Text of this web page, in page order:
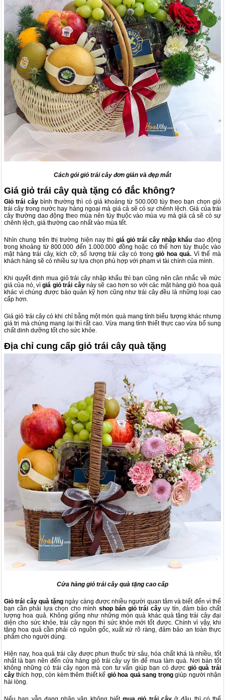
Cách gói giỏ trái cây đơn giản và đẹp mắt
Giá giỏ trái cây quà tặng có đắc không?
Giỏ trái câybình thường thì có giá khoảng từ 500.000 tùy theo bạn chọn giỏ
trái cây trong nước hay hàng ngoại mà giá cả sẽ có sự chênh lệch. Giá của trái
cây thường dao động theo mùa nên tùy thuộc vào mùa vụ mà giá cả sẽ có sự
chênh lệch, giá thường cao nhất vào mùa tết.
Nhìn chung trên thị trường hiện nay thì giá giỏ trái cây nhập khẩu dao động
trong khoảng từ 800.000 đến 1.000.000 đồng hoặc có thể hơn tùy thuộc vào
mặt hàng trái cây, kích cỡ, số lượng trái cây có tronggiỏ hoa quả. Vì thế mà
khách hàng sẽ có nhiều sự lựa chọn phù hợp với phạm vi tài chính của mình.
Khi quyết định mua giỏ trái cây nhập khẩu thì bạn cũng nên cân nhắc về mức
giá của nó, vìgiá giỏ trái cây này sẽ cao hơn so với các mặt hàng giỏ hoa quả
khác vì chúng được bảo quản kỹ hơn cũng như trái cây đều là những loại cao
cấp hơn.
Giá giỏ trái cây có khi chỉ bằng một món quà mang tính biểu tượng khác nhưng
giá trị mà chúng mang lại thì rất cao. Vừa mang tính thiết thực cao vừa bổ sung
chất dinh dưỡng tốt cho sức khỏe.
Địa chỉ cung cấp giỏ trái cây quà tặng
Cửa hàng giỏ trái cây quà tặng cao cấp
Giỏ trái cây quà tặng ngày càng được nhiều người quan tâm và biết đến vì thế
bạn cần phải lựa chọn cho mình shop bán giỏ trái câyuy tín, đảm bảo chất
lượng hoa quả. Không giống như những món quà khác quà tặng trái cây đại
diện cho sức khỏe, trái cây ngon thì sức khỏe mới tốt được. Chính vì vậy, khi
tặng hoa quả cần phải có nguồn gốc, xuất xứ rõ ràng, đảm bảo an toàn thực
phẩm cho người dùng.
Hiện nay, hoa quả trái cây được phun thuốc trừ sâu, hóa chất khá là nhiều, tốt
nhất là bạn nên đến cửa hàng giỏ trái cây uy tín để mua làm quà. Nơi bán tốt
không những có trái cây ngon mà con tư vấn giúp bạn có được giỏ quà trái
cây thích hợp, còn kèm thêm thiết kế giỏ hoa quả sang trọnggiúp người nhận
hài lòng.